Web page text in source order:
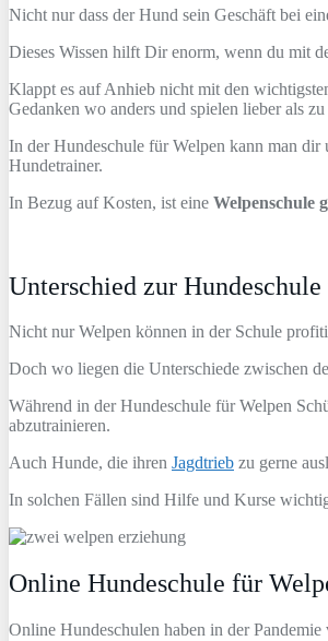
Nicht nur dass der Hund sein Geschäft bei
Dieses Wissen hilft Dir enorm, wenn du mit
Klappt es auf Anhieb nicht mit den
Gedanken wo anders und spielen lieber als zu
In der Hundeschule für Welpen kann man
Hundetrainer.
In Bezug auf Kosten, ist eine Welpenschule
Unterschied zur
Nicht nur Welpen können in der Schule
Doch wo liegen die Unterschiede zwischen
Während in der Hundeschule für Welpen
abzutrainieren.
Auch Hunde, die ihren Jagdtrieb zu gerne
In solchen Fällen sind Hilfe und Kurse
Online Hundeschule für
Online Hundeschulen haben in der